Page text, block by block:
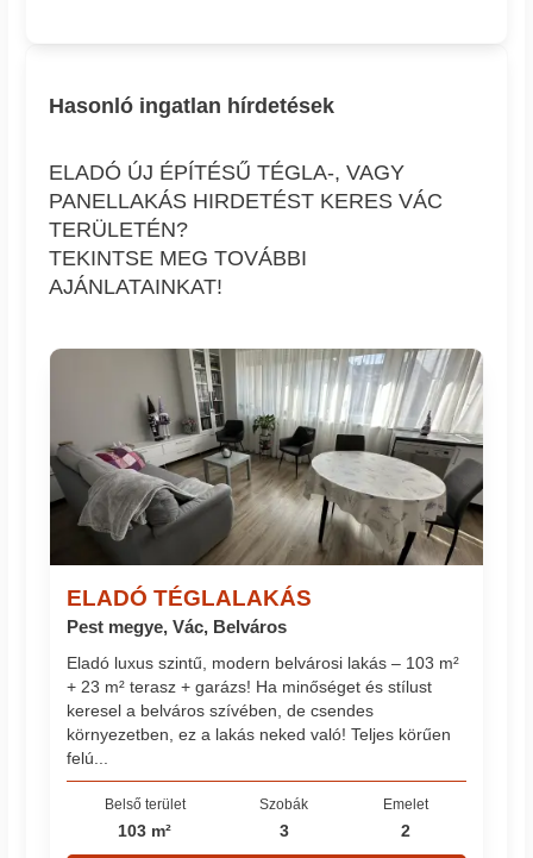
Hasonló ingatlan hírdetések
ELADÓ ÚJ ÉPÍTÉSŰ TÉGLA-, VAGY
PANELLAKÁS HIRDETÉST KERES VÁC
TERÜLETÉN?
TEKINTSE MEG TOVÁBBI
AJÁNLATAINKAT!
ELADÓ TÉGLALAKÁS
Pest megye, Vác, Belváros
Eladó luxus szintű, modern belvárosi lakás – 103 m²
+ 23 m² terasz + garázs! Ha minőséget és stílust
keresel a belváros szívében, de csendes
környezetben, ez a lakás neked való! Teljes körűen
felú...
Belső terület
103 m²
Szobák
3
Emelet
2